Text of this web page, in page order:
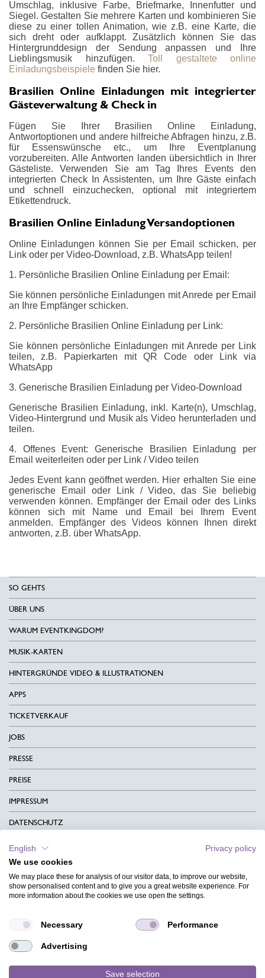
Umschlag, inklusive Farbe, Briefmarke, Innenfutter und
Siegel. Gestalten Sie mehrere Karten und kombinieren Sie
diese zu einer tollen Animation, wie z.B. eine Karte, die
sich dreht oder aufklappt. Zusätzlich können Sie das
Hintergrunddesign der Sendung anpassen und Ihre
Lieblingsmusik hinzufügen. Toll gestaltete online
Einladungsbeispiele finden Sie hier.
Brasilien Online Einladungen mit integrierter
Gästeverwaltung & Check in
Fügen Sie Ihrer Brasilien Online Einladung,
Antwortoptionen und andere hilfreiche Abfragen hinzu, z.B.
für Essenswünsche etc., um Ihre Eventplanung
vorzubereiten. Alle Antworten landen übersichtlich in Ihrer
Gästeliste. Verwenden Sie am Tag Ihres Events den
integrierten Check In Assistenten, um Ihre Gäste einfach
und schnell einzuchecken, optional mit integriertem
Etikettendruck.
Brasilien Online Einladung Versandoptionen
Online Einladungen können Sie per Email schicken, per
Link oder per Video-Download, z.B. WhatsApp teilen!
1. Persönliche Brasilien Online Einladung per Email:
Sie können persönliche Einladungen mit Anrede per Email
an Ihre Empfänger schicken.
2. Persönliche Brasilien Online Einladung per Link:
Sie können persönliche Einladungen mit Anrede per Link
teilen, z.B. Papierkarten mit QR Code oder Link via
WhatsApp
3. Generische Brasilien Einladung per Video-Download
Generische Brasilien Einladung, inkl. Karte(n), Umschlag,
Video-Hintergrund und Musik als Video herunterladen und
teilen.
4. Offenes Event: Generische Brasilien Einladung per
Email weiterleiten oder per Link / Video teilen
Jedes Event kann geöffnet werden. Hier erhalten Sie eine
generische Email oder Link / Video, das Sie beliebig
verwenden können. Empfänger der Email oder des Links
können sich mit Name und Email bei Ihrem Event
anmelden. Empfänger des Videos können Ihnen direkt
antworten, z.B. über WhatsApp.
SO GEHTS
ÜBER UNS
WARUM EVENTKINGDOM?
MUSIK-KARTEN
HINTERGRÜNDE VIDEO & ILLUSTRATIONEN
APPS
TICKETVERKAUF
JOBS
PRESSE
PREISE
IMPRESSUM
DATENSCHUTZ
KONTAKT
AGB
CHARITY
MAGAZIN
HILFE
English
Privacy policy
We use cookies
We may place these for analysis of our visitor data, to improve our website,
show personalised content and to give you a great website experience. For
more information about the cookies we use open the settings.
Necessary Performance
Advertising
Save selection